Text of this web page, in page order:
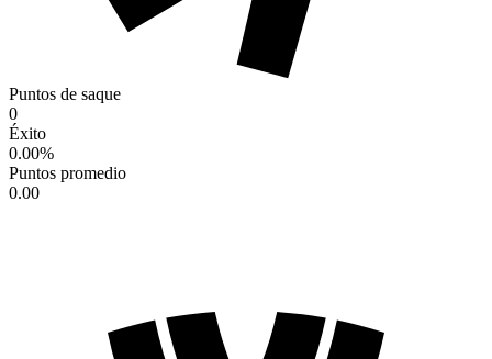
Puntos de saque
0
Éxito
0.00%
Puntos promedio
0.00